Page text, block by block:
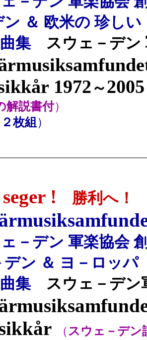
ン ＆ 欧米の 珍しい
集 スウェ－デ
1972～
解説書付）
枚組 ）
! 勝利へ！
－デン 軍楽協会
デン ＆ ヨ－ロッパ
集 スウェ－デン
（スウェ－デ